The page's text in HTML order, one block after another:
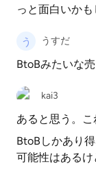
っと面白いかも
うすだ
BtoBみたいな
kai3
あると思う。こ
BtoBしかあり
可能性はあるけ